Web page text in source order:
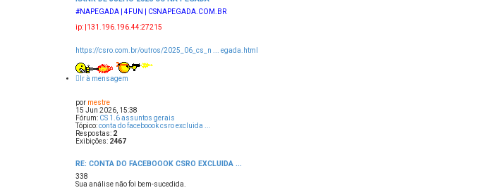
#NAPEGADA | 4FUN | CSNAPEGADA.COM.BR
ip: |131.196.196.44:27215
https://csro.com.br/outros/2025_06_cs_n ... egada.html
Ir à mensagem
por mestre
15 Jun 2026, 15:38
Fórum: CS 1.6 assuntos gerais
Tópico:conta do faceboook csro excluida ...
Respostas: 2
Exibições: 2467
RE: CONTA DO FACEBOOOK CSRO EXCLUIDA ...
338
Sua análise não foi bem-sucedida.